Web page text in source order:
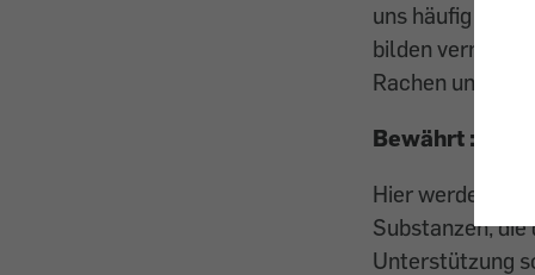
uns häufig der
bilden vermehrt
Rachen und
Bewährt :
Hier werden
Substanzen,
Unterstützung